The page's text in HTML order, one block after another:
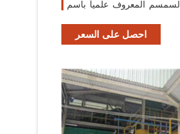
السمسم المعروف علمياً باسم Sesamumindica من
احصل على السعر